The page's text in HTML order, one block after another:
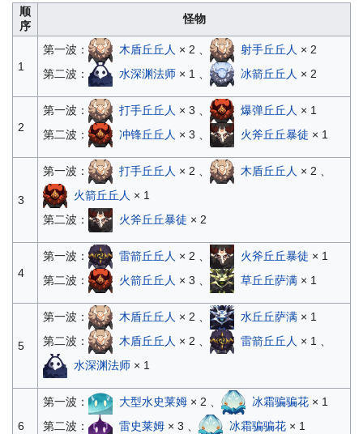
顺
序
怪物
1
第一波： 木盾丘丘人 × 2 、 射手丘丘人 × 2
第二波：
水深渊法师× 1 、 冰箭丘丘人 × 2
2
第一波： 打手丘丘人 × 3 、 爆弹丘丘人 × 1
第二波：
冲锋丘丘人 × 3 、 火斧丘丘暴徒 × 1
3
第一波： 打手丘丘人 × 2 、 木盾丘丘人 × 2 、
火箭丘丘人 × 1
第二波：
火斧丘丘暴徒 × 2
4
第一波： 雷箭丘丘人 × 2 、 火斧丘丘暴徒 × 1
第二波：
火箭丘丘人 × 3 、 草丘丘萨满× 1
5
第一波： 木盾丘丘人 × 2 、 水丘丘萨满× 1
第二波：
木盾丘丘人 × 2 、 雷箭丘丘人 × 1 、
水深渊法师× 1
6
第一波： 大型水史莱姆× 2 、 冰霜骗骗花× 1
第二波：
雷史莱姆× 3 、 冰霜骗骗花× 1